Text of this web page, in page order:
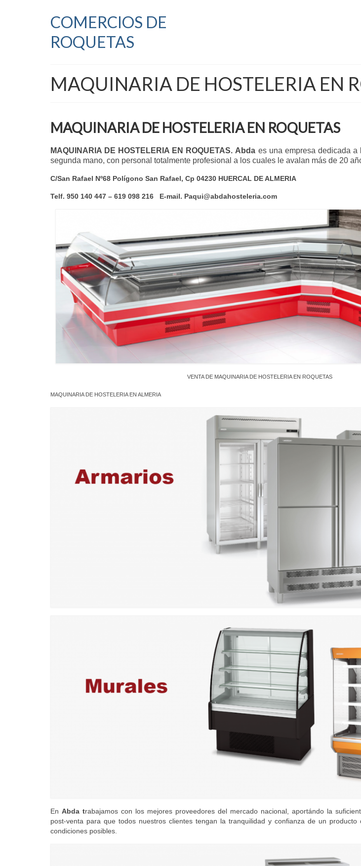
COMERCIOS DE
ROQUETAS
MAQUINARIA DE HOSTELERIA EN
MAQUINARIA DE HOSTELERIA EN ROQUETAS
MAQUINARIA DE HOSTELERIA EN ROQUETAS. Abda es una empresa dedicada a
segunda mano, con personal totalmente profesional a los cuales le avalan más de 20
C/San Rafael Nº68 Polígono San Rafael, Cp 04230 HUERCAL DE ALMERIA
Telf. 950 140 447 – 619 098 216 E-mail. Paqui@abdahosteleria.com
VENTA DE MAQUINARIA DE HOSTELERIA EN ROQUETAS
MAQUINARIA DE HOSTELERIA EN ALMERIA
EnAbda trabajamos con los mejores proveedores del mercado nacional, aportándo la
post-venta para que todos nuestros clientes tengan la tranquilidad y confianza de un
condiciones posibles.